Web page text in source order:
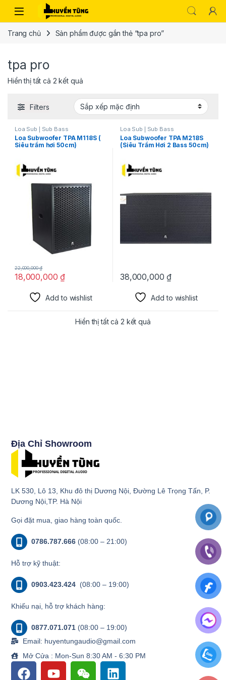
Trang chủ Sản phẩm được gắn thẻ “tpa pro”
tpa pro
Hiển thị tất cả 2 kết quả
Filters
Loa Sub | Sub Bass
Loa Subwoofer TPA M118S (
Siêu trầm hơi 50cm)
18,000,000₫
22,000,000₫
Add to wishlist
Loa Sub | Sub Bass
Loa Subwoofer TPA M218S
(Siêu Trầm Hơi 2 Bass 50cm)
38,000,000₫
Add to wishlist
Hiển thị tất cả 2 kết quả
Địa Chỉ Showroom
LK 530, Lô 13, Khu đô thị Dương Nội, Đường Lê Trọng Tấn, P.
Dương Nội,TP. Hà Nội
Gọi đặt mua, giao hàng toàn quốc.
0786.787.666 (08:00 – 21:00)
Hỗ trợ kỹ thuật:
0903.423.424 (08:00 – 19:00)
Khiếu nại, hỗ trợ khách hàng:
0877.071.071 (08:00 – 19:00)
Email: huyentungaudio@gmail.com
Mở Cửa : Mon-Sun 8:30 AM - 6:30 PM